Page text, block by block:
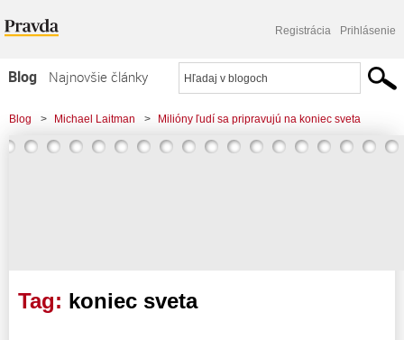
Registrácia Prihlásenie
Blog
Najnovšie články
Najčítanejšie články
Najkomentovanejšie články
Blog > Michael Laitman > Milióny ľudí sa pripravujú na koniec sveta
Tag: koniec sveta